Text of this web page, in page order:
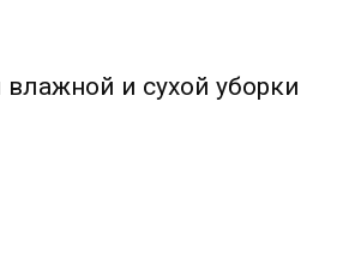
и сухой уборки